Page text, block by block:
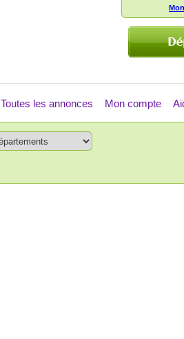
Toutes les annonces Mon compte